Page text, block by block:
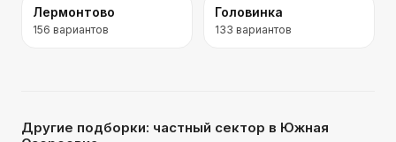
Лермонтово
156 вариантов
Головинка
133 вариантов
Другие подборки: частный сектор в Южная